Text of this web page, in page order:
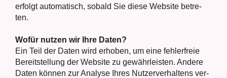
erfolgt auto­ma­tisch, sobald Sie die­se Web­site betre­
ten.
Wofür nut­zen wir Ihre Daten?
Ein Teil der Daten wird erho­ben, um eine feh­ler­freie
Bereit­stel­lung der Web­site zu gewähr­leis­ten. Ande­re
Daten kön­nen zur Ana­ly­se Ihres Nut­zer­ver­hal­tens ver­